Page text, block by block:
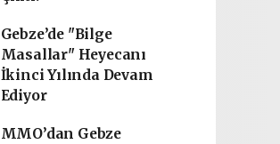
Gebze’de "Bilge
Masallar" Heyecanı
İkinci Yılında Devam
Ediyor
MMO’dan Gebze